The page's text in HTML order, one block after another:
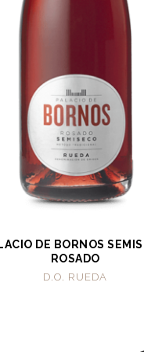
DE BORNOS
ROSADO
D.O. RUEDA